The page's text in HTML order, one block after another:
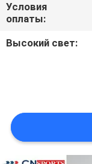
КАРТА
POLICY
Условия
оплаты:
Высокий свет: